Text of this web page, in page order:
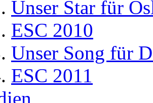
Unser Star für
ESC 2010
Unser Song für
ESC 2011